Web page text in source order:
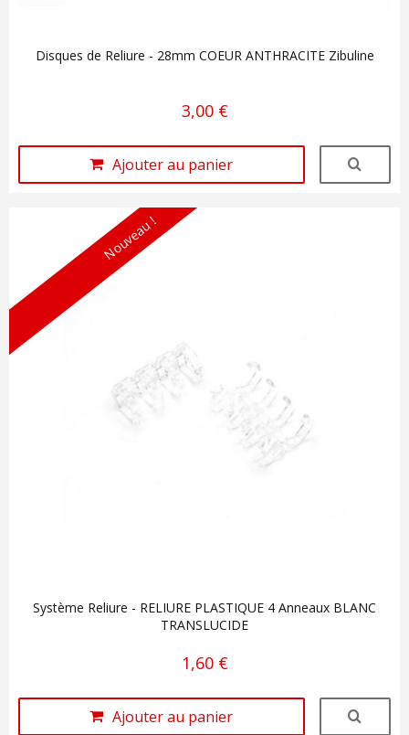
Disques de Reliure - 28mm COEUR ANTHRACITE Zibuline
3,00 €
Ajouter au panier
Nouveau !
Système Reliure - RELIURE PLASTIQUE 4 Anneaux BLANC
TRANSLUCIDE
1,60 €
Ajouter au panier